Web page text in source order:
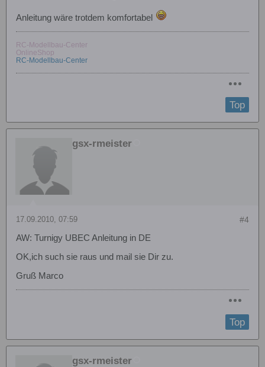
Anleitung wäre trotdem komfortabel
RC-Modellbau-Center
OnlineShop
RC-Modellbau-Center
Top
gsx-rmeister
#4
17.09.2010, 07:59
AW: Turnigy UBEC Anleitung in DE
OK,ich such sie raus und mail sie Dir zu.
Gruß Marco
Top
gsx-rmeister